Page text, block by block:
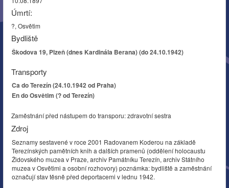
Úmrtí:
?, Osvětim
Bydliště
Škodova 19, Plzeň (dnes Kardinála Berana) (do 24.10.1942)
Transporty
Ca do Terezín (24.10.1942 od Praha)
En do Osvětim (? od Terezín)
Zaměstnání před nástupem do transporu: zdravotní sestra
Zdroj
Seznamy sestavené v roce 2001 Radovanem Koderou na základě
Terezínských pamětních knih a dalších pramenů (oddělení holocaustu
Židovského muzea v Praze, archiv Památníku Terezín, archiv Státního
muzea v Osvětimi a osobní rozhovory) poznámka: bydliště a zaměstnání
označují stav těsně před deportacemi v lednu 1942.